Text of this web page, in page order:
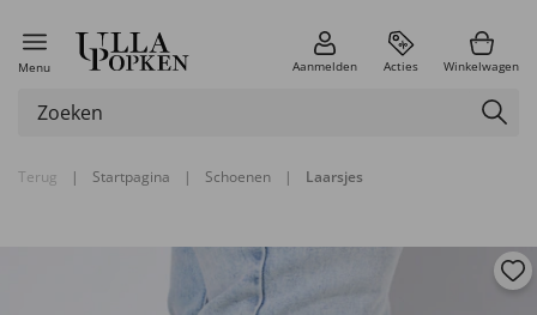
Menu Aanmelden Acties Winkelwagen
Terug | Startpagina | Schoenen | Laarsjes